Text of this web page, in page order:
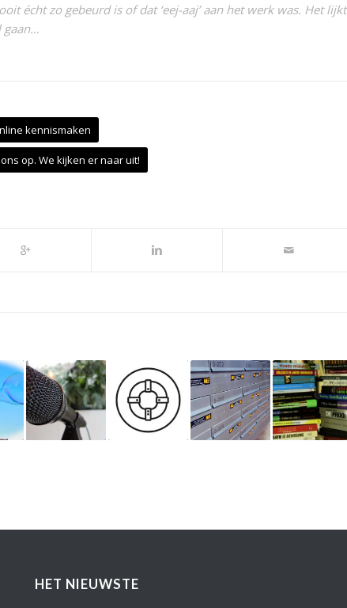
écht zo gebeurd is of dat ‘eej-aaj’ aan het werk was. Het lijkt
gaan…
kennismaken
op. We kijken er naar uit!
HET NIEUWSTE